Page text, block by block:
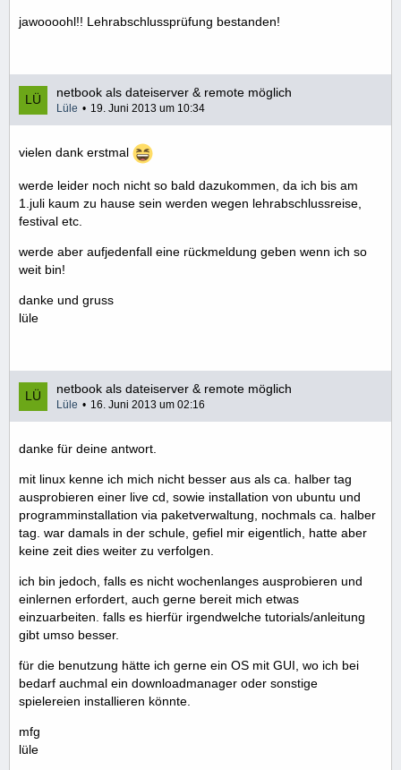
jawoooohl!! Lehrabschlussprüfung bestanden!
netbook als dateiserver & remote möglich
Lüle 19. Juni 2013 um 10:34
vielen dank erstmal
werde leider noch nicht so bald dazukommen, da ich bis am
1.juli kaum zu hause sein werden wegen lehrabschlussreise,
festival etc.
werde aber aufjedenfall eine rückmeldung geben wenn ich so
weit bin!
danke und gruss
lüle
netbook als dateiserver & remote möglich
Lüle 16. Juni 2013 um 02:16
danke für deine antwort.
mit linux kenne ich mich nicht besser aus als ca. halber tag
ausprobieren einer live cd, sowie installation von ubuntu und
programminstallation via paketverwaltung, nochmals ca. halber
tag. war damals in der schule, gefiel mir eigentlich, hatte aber
keine zeit dies weiter zu verfolgen.
ich bin jedoch, falls es nicht wochenlanges ausprobieren und
einlernen erfordert, auch gerne bereit mich etwas
einzuarbeiten. falls es hierfür irgendwelche tutorials/anleitung
gibt umso besser.
für die benutzung hätte ich gerne ein OS mit GUI, wo ich bei
bedarf auchmal ein downloadmanager oder sonstige
spielereien installieren könnte.
mfg
lüle